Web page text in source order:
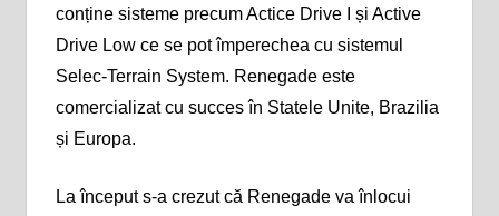
conține sisteme precum Actice Drive I și Active
Drive Low ce se pot împerechea cu sistemul
Selec-Terrain System. Renegade este
comercializat cu succes în Statele Unite, Brazilia
și Europa.
La început s-a crezut că Renegade va înlocui